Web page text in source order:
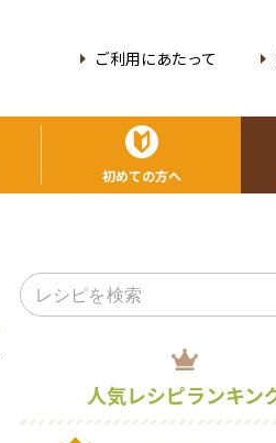
ご利用にあたって
初めての方へ
人気レシピランキン